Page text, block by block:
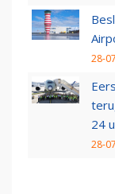
28-
24
28-